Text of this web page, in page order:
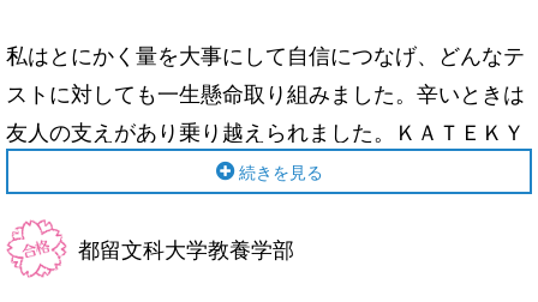
私はとにかく量を大事にして自信につなげ、どんなテ
ストに対しても一生懸命取り組みました。辛いときは
友人の支えがあり乗り越えられました。ＫＡＴＥＫＹ
Ｏの先生は優しい先生で分かりやすく指導してくださ
では保育士資格と幼稚園教諭の資格取得を目指して頑
張ります。
続きを見る
都留文科大学教養学部